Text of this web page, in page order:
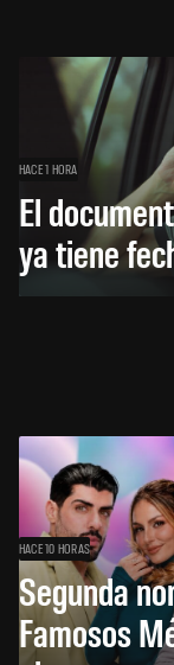
HACE 1 HORA
El
ya tiene
HACE 10 HORAS
Segunda
Famosos